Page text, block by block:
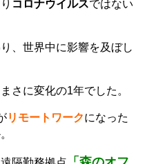
コロナウイルスではない
、世界中に影響を及ぼし
さに変化の1年でした。
リモートワークになった